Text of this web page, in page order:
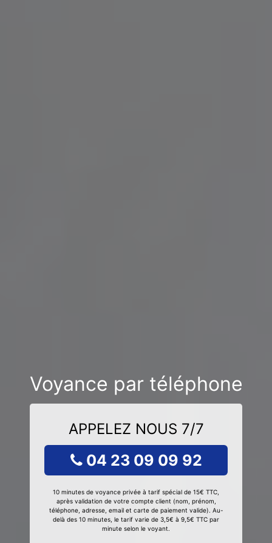
Voyance par téléphone
APPELEZ NOUS 7/7
04 23 09 09 92
10 minutes de voyance privée à tarif spécial de 15€ TTC,
après validation de votre compte client (nom, prénom,
téléphone, adresse, email et carte de paiement valide). Au-
delà des 10 minutes, le tarif varie de 3,5€ à 9,5€ TTC par
minute selon le voyant.